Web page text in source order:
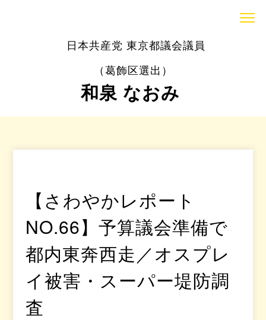
日本共産党 東京都議会議員
（葛飾区選出）
和泉 なおみ
【さわやかレポート
NO.66】予算議会準備で
都内東奔西走／オスプレ
イ被害・スーパー堤防調
査